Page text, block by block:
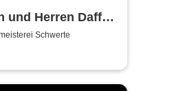
und Herren Daffke
ich reich und
Schwerte